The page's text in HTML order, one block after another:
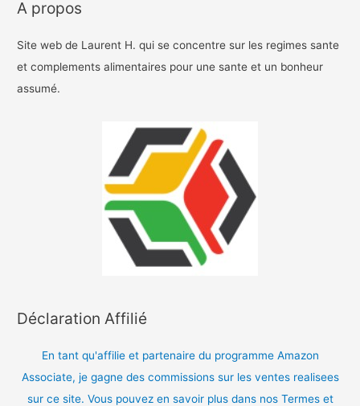
A propos
Site web de Laurent H. qui se concentre sur les regimes sante
et complements alimentaires pour une sante et un bonheur
assumé.
Déclaration Affilié
En tant qu'affilie et partenaire du programme Amazon
Associate, je gagne des commissions sur les ventes realisees
sur ce site. Vous pouvez en savoir plus dans nos Termes et